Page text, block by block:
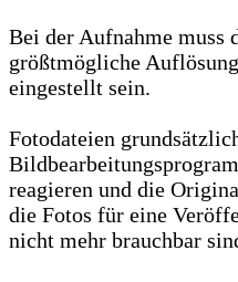
Bei der Aufnahme muss
größtmögliche
eingestellt sein.
Fotodateien
reagieren und die
die Fotos für eine
nicht mehr brauchbar